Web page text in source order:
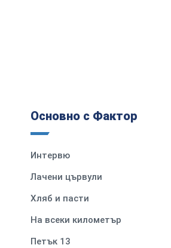
Основно с Фактор
Интервю
Лачени цървули
Хляб и пасти
На всеки километър
Петък 13